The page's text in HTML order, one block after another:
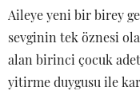
Aileye yeni bir birey
sevginin tek öznesi
alan birinci çocuk
yitirme duygusu ile